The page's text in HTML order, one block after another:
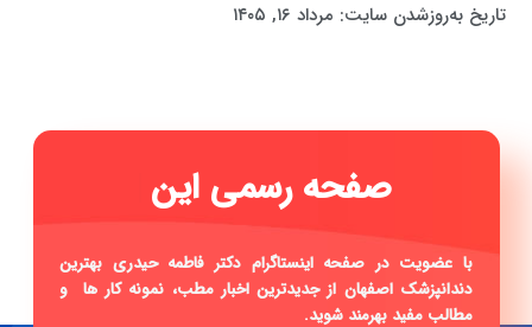
تاریخ به‌روزشدن سایت: مرداد ۱۶, ۱۴۰۵
|
با عضویت در صفحه اینستاگرام دکتر فاطمه حیدری بهترین
دندانپزشک اصفهان از جدیدترین اخبار مطب، نمونه کار ها و
مطالب مفید بهرمند شوید.